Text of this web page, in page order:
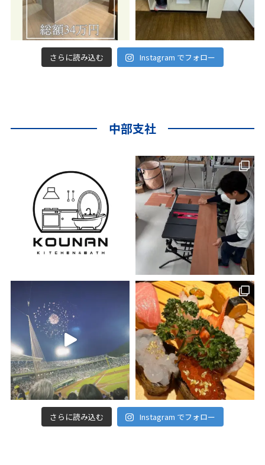
さらに読み込む Instagram でフォロー
中部支社
さらに読み込む Instagram でフォロー